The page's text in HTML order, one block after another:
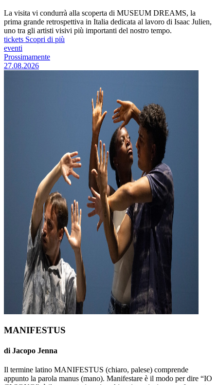
La visita vi condurrà alla scoperta di MUSEUM DREAMS, la
prima grande retrospettiva in Italia dedicata al lavoro di Isaac Julien,
uno tra gli artisti visivi più importanti del nostro tempo.
tickets Scopri di più
eventi
Prossimamente
27.08.2026
MANIFESTUS
di Jacopo Jenna
Il termine latino MANIFESTUS (chiaro, palese) comprende
appunto la parola manus (mano). Manifestare è il modo per dire “IO